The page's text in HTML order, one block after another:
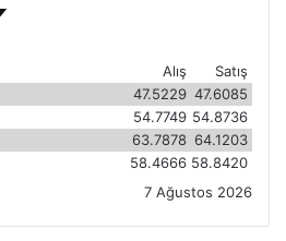
Satış
Alış
47.6085
47.5229
54.8736
54.7749
64.1203
63.7878
58.8420
58.4666
7 Ağustos 2026